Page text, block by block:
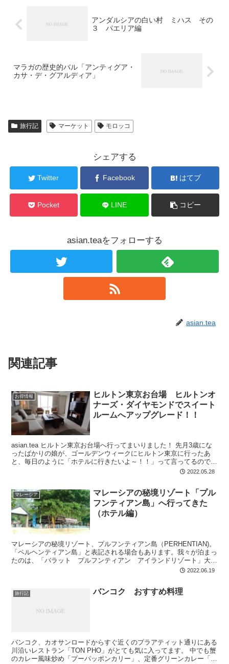
アンダルシアの白い村 ミハス その
３ パエリア編
マラガの歴史的バル「アンティグア・
カサ・デ・グアルディア」
旅行記 マーケット モロッコ
シェアする
Twitter Facebook はてブ
Pocket LINE コピー
asian.teaをフォローする
asian.tea
関連記事
お得情報
ヒルトン東京お台場 ヒルトンオ
ナーズ・ダイヤモンドでスイート
ルームへアップグレード！！
asian.tea ヒルトン東京お台場へ行ってまいりました！ 先月3歳にな
ったばかりの娘が、ゴールデンウィークにヒルトン東京に行ったあ
と、毎日のように「ホテルに行きたいよ～！！」って言ってるので、
2022.05.28
マレーシア
マレーシアの秘境リゾート「プル
フンティアン島」へ行ってきた
（ホテル編）
マレーシアの秘境リゾート、プルフンティアン島（PERHENTIAN)。
「ペルヘンティアン島」と表記される場合もあります。我々が泊まっ
たのは、「バラット プルフンティアン アイランドリゾート」大き
2022.06.19
旅行記 バンコク おすすめ料理
バンコク、カオサンロードからすぐ近くのプラアティット通りにある
川沿いレストラン「TON PHO」がとても気に入ってます。 中でも蟹
のカレー風味炒め「プーパッポンカリー」、定番グリーンカレー「ケ